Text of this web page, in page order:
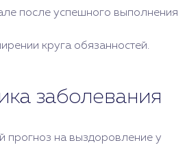
после успешного выполнения
круга обязанностей.
заболевания
прогноз на выздоровление у